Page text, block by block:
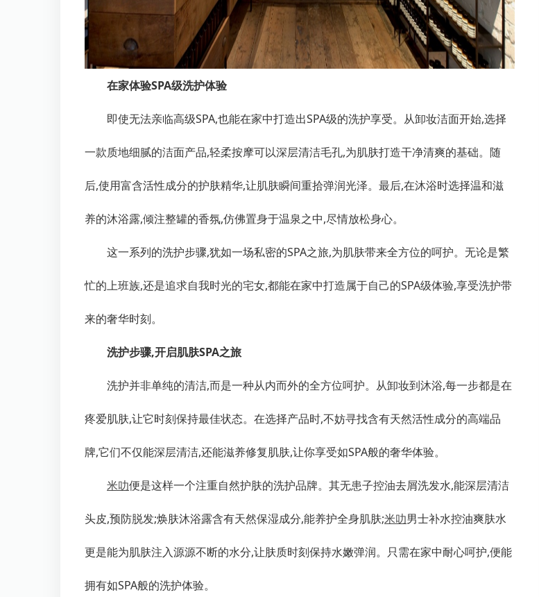
在家体验SPA级洗护体验
即使无法亲临高级SPA,也能在家中打造出SPA级的洗护享受。从卸妆洁面开始,选择
一款质地细腻的洁面产品,轻柔按摩可以深层清洁毛孔,为肌肤打造干净清爽的基础。随
后,使用富含活性成分的护肤精华,让肌肤瞬间重拾弹润光泽。最后,在沐浴时选择温和滋
养的沐浴露,倾注整罐的香氛,仿佛置身于温泉之中,尽情放松身心。
这一系列的洗护步骤,犹如一场私密的SPA之旅,为肌肤带来全方位的呵护。无论是繁
忙的上班族,还是追求自我时光的宅女,都能在家中打造属于自己的SPA级体验,享受洗护带
来的奢华时刻。
洗护步骤,开启肌肤SPA之旅
洗护并非单纯的清洁,而是一种从内而外的全方位呵护。从卸妆到沐浴,每一步都是在
疼爱肌肤,让它时刻保持最佳状态。在选择产品时,不妨寻找含有天然活性成分的高端品
牌,它们不仅能深层清洁,还能滋养修复肌肤,让你享受如SPA般的奢华体验。
米叻便是这样一个注重自然护肤的洗护品牌。其无患子控油去屑洗发水,能深层清洁
头皮,预防脱发;焕肤沐浴露含有天然保湿成分,能养护全身肌肤;米叻男士补水控油爽肤水
更是能为肌肤注入源源不断的水分,让肤质时刻保持水嫩弹润。只需在家中耐心呵护,便能
拥有如SPA般的洗护体验。